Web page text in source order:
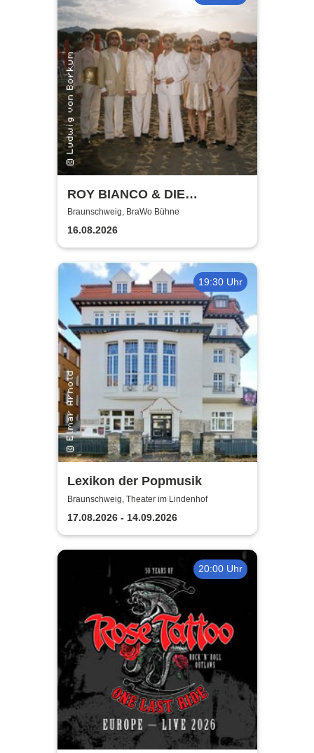
ROY BIANCO & DIE
ABBRUNZATI BOYS - LIVE
2026
Braunschweig, BraWo Bühne
16.08.2026
19:30 Uhr
Lexikon der Popmusik
Braunschweig, Theater im Lindenhof
17.08.2026 - 14.09.2026
20:00 Uhr